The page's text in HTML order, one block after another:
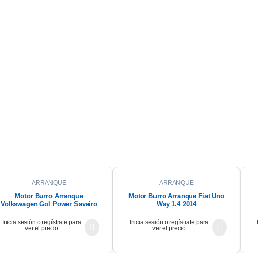
ARRANQUE
Motor Burro Arranque
Volkswagen Gol Power Saveiro
Inicia sesión o regístrate para
ver el precio
ARRANQUE
Motor Burro Arranque Fiat Uno
Way 1.4 2014
Inicia sesión o regístrate para
ver el precio